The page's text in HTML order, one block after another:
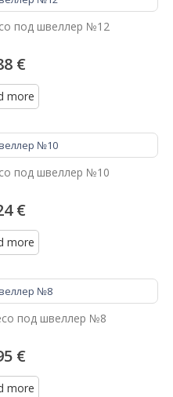
под швеллер №12
€
more
под швеллер №10
€
more
под швеллер №8
€
more